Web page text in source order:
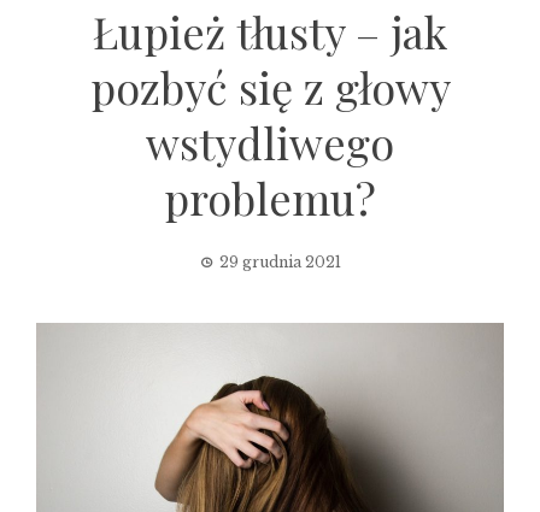
Łupież tłusty – jak
pozbyć się z głowy
wstydliwego
problemu?
29 grudnia 2021